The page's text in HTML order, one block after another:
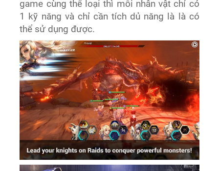
game cùng thể loại thì mỗi nhân vật chỉ có
1 kỹ năng và chỉ cần tích dủ năng là là có
thể sử dụng được.